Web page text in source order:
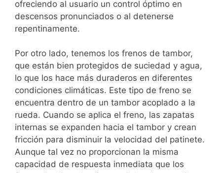
ofreciendo al usuario un control óptimo en
descensos pronunciados o al detenerse
repentinamente.
Por otro lado, tenemos los frenos de tambor,
que están bien protegidos de suciedad y agua,
lo que los hace más duraderos en diferentes
condiciones climáticas. Este tipo de freno se
encuentra dentro de un tambor acoplado a la
rueda. Cuando se aplica el freno, las zapatas
internas se expanden hacia el tambor y crean
fricción para disminuir la velocidad del patinete.
Aunque tal vez no proporcionan la misma
capacidad de respuesta inmediata que los